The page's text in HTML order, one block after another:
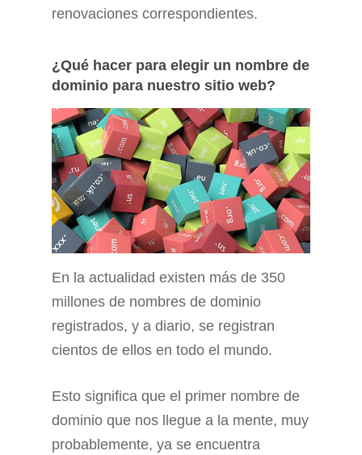
renovaciones correspondientes.
¿Qué hacer para elegir un nombre de
dominio para nuestro sitio web?
En la actualidad existen más de 350
millones de nombres de dominio
registrados, y a diario, se registran
cientos de ellos en todo el mundo.
Esto significa que el primer nombre de
dominio que nos llegue a la mente, muy
probablemente, ya se encuentra